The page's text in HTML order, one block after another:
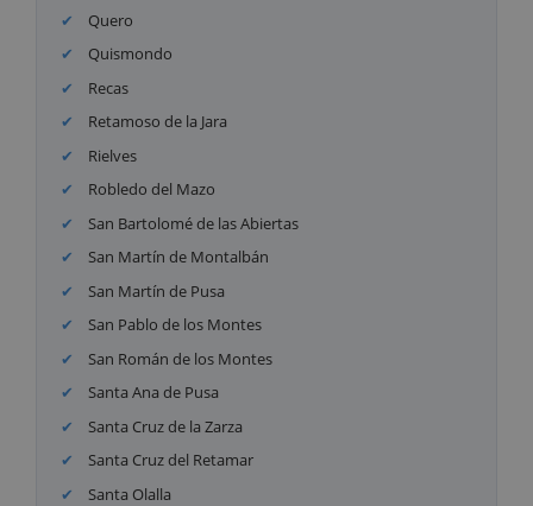
Quero
Quismondo
Recas
Retamoso de la Jara
Rielves
Robledo del Mazo
San Bartolomé de las Abiertas
San Martín de Montalbán
San Martín de Pusa
San Pablo de los Montes
San Román de los Montes
Santa Ana de Pusa
Santa Cruz de la Zarza
Santa Cruz del Retamar
Santa Olalla